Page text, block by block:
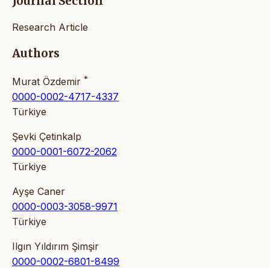
Research Article
Authors
Murat Özdemir *
0000-0002-4717-4337
Türkiye
Şevki Çetinkalp
0000-0001-6072-2062
Türkiye
Ayşe Caner
0000-0003-3058-9971
Türkiye
Ilgın Yıldırım Şimşir
0000-0002-6801-8499